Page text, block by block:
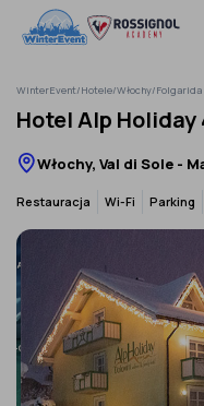
treści
Wyjazdy na narty
Hotele
Szkolenia
Ubezpieczenie
O nas
Infolinia:52 307 66 88
Zaloguj się
WinterEvent/Hotele/Włochy/
Hotel Alp Holiday
Włochy, Val di Sole -
Restauracja Wi-Fi Parking
‹